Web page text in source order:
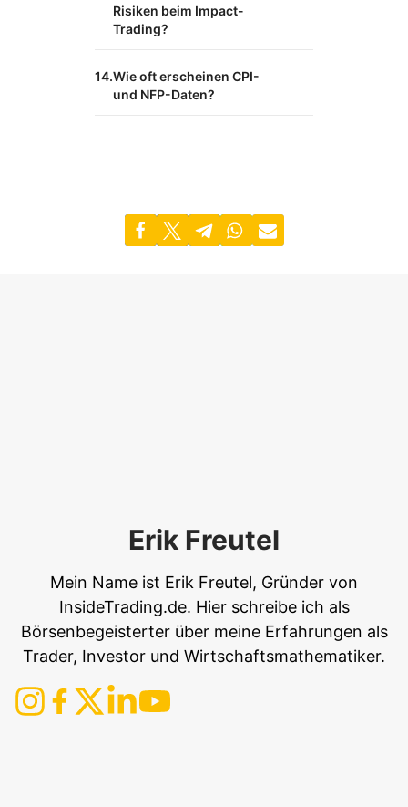
Risiken beim Impact-
Trading?
Wie oft erscheinen CPI-
und NFP-Daten?
Erik Freutel
Mein Name ist Erik Freutel, Gründer von
InsideTrading.de. Hier schreibe ich als
Börsenbegeisterter über meine Erfahrungen als
Trader, Investor und Wirtschaftsmathematiker.